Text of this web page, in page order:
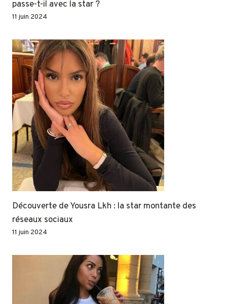
passe-t-il avec la star ?
11 juin 2024
Découverte de Yousra Lkh : la star montante des
réseaux sociaux
11 juin 2024